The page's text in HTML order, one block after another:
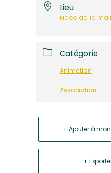
Lieu
Place de la
Catégorie
Animation
Association
+ Ajouter à
+